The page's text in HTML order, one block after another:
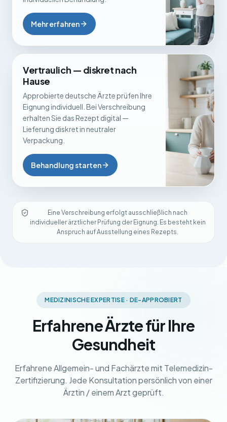
Mehr erfahren
Vertraulich — diskret nach
Hause
Approbierte deutsche Ärzte prüfen Ihre
Eignung individuell. Bei Verschreibung
erhalten Sie das Rezept digital —
Lieferung diskret in neutraler
Verpackung.
Behandlung starten
Eine Verschreibung erfolgt ausschließlich nach
individueller ärztlicher Prüfung der Eignung. Es besteht kein
Anspruch auf Ausstellung eines Rezepts.
MEDIZINISCHE EXPERTISE · DE-APPROBIERT
Erfahrene Ärzte für Ihre
Gesundheit
Erfahrene Allgemein- und Fachärzte mit Telemedizin-
Zertifizierung. Jede Konsultation persönlich von einer
Ärztin / einem Arzt geprüft.